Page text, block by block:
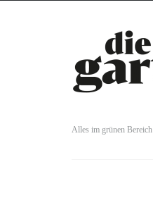
Alles im grünen Bereich